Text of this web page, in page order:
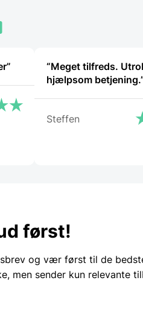
“Meget tilfreds.
hjælpsom
Steffen
først!
og vær først til de
men sender kun relevante